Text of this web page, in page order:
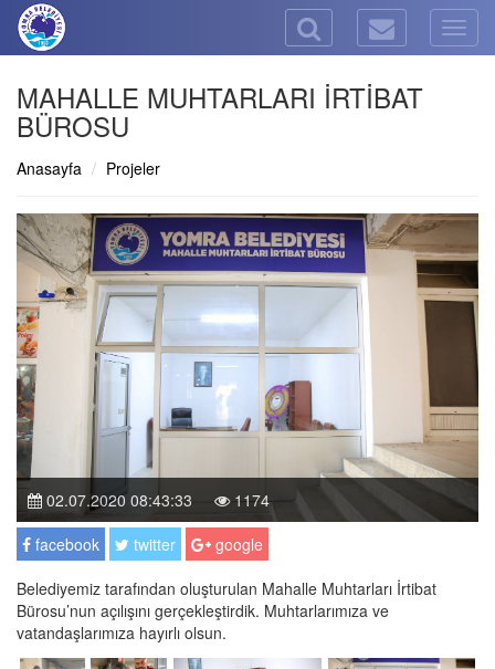
MAHALLE MUHTARLARI İRTİBAT
BÜROSU
Anasayfa Projeler
02.07.2020 08:43:33
1174
facebook
twitter
google
Belediyemiz tarafından oluşturulan Mahalle Muhtarları İrtibat
Bürosu’nun açılışını gerçekleştirdik. Muhtarlarımıza ve
vatandaşlarımıza hayırlı olsun.